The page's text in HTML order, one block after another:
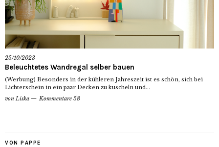
25/10/2023
Beleuchtetes Wandregal selber bauen
(Werbung) Besonders in der kühleren Jahreszeit ist es schön, sich bei
Lichterschein in ein paar Decken zu kuscheln und...
von Liska Kommentare 58
VON PAPPE